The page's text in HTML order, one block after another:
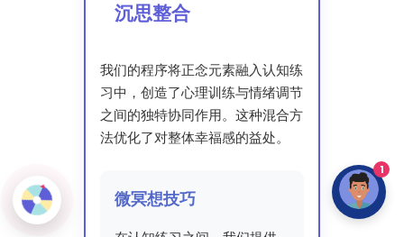
沉思整合
我们的程序将正念元素融入认知练
习中，创造了心理训练与情绪调节
之间的独特协同作用。这种混合方
法优化了对整体幸福感的益处。
微冥想技巧
1